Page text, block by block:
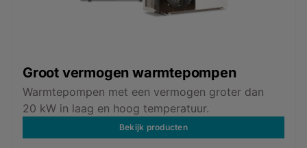
Groot vermogen warmtepompen
Warmtepompen met een vermogen groter dan
20 kW in laag en hoog temperatuur.
Bekijk producten